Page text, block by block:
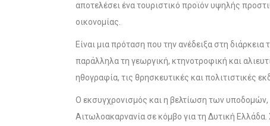
αποτελέσει ένα τουριστικό προϊόν υψηλής
οικονομίας.
Είναι μια πρόταση που την ανέδειξα στη
παράλληλα τη γεωργική, κτηνοτροφική και
ηθογραφία, τις θρησκευτικές και πολιτιστικές
Ο εκσυγχρονισμός και η βελτίωση των
Αιτωλοακαρνανία σε κόμβο για τη Δυτική